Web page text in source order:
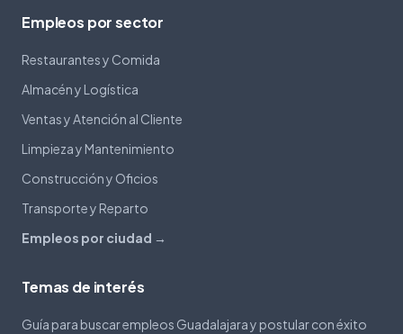
Empleos por sector
Restaurantes y Comida
Almacén y Logística
Ventas y Atención al Cliente
Limpieza y Mantenimiento
Construcción y Oficios
Transporte y Reparto
Empleos por ciudad →
Temas de interés
Guía para buscar empleos Guadalajara y postular con éxito